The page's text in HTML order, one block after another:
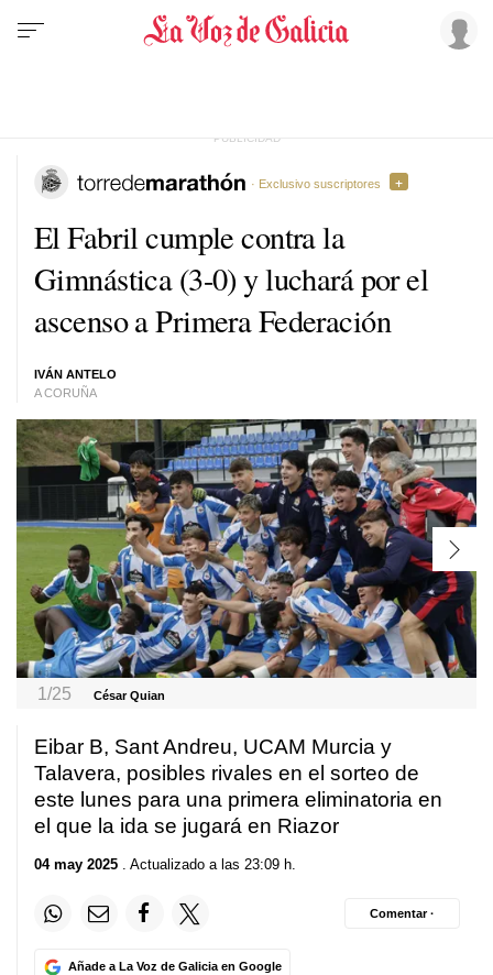
El Fabril cumple contra la
Gimnástica (3-0) y luchará por el
ascenso a Primera Federación
IVÁN ANTELO
A CORUÑA
· Exclusivo suscriptores
1/25 César Quian
Eibar B, Sant Andreu, UCAM Murcia y
Talavera, posibles rivales en el sorteo de
este lunes para una primera eliminatoria en
el que la ida se jugará en Riazor
04 may 2025 . Actualizado a las 23:09 h.
Añade a La Voz de Galicia en Google
Comentar ·